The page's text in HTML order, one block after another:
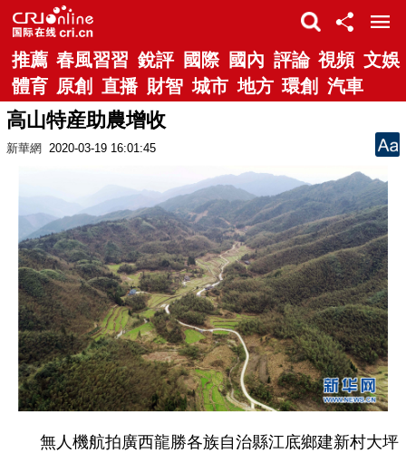
推薦 春風習習 銳評 國際 國內 評論 視頻 文娛
體育 原創 直播 財智 城市 地方 環創 汽車
高山特産助農增收
新華網 2020-03-19 16:01:45
無人機航拍廣西龍勝各族自治縣江底鄉建新村大坪